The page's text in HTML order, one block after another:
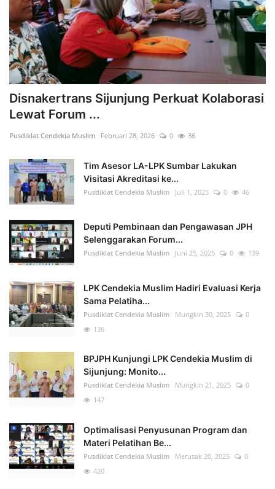
Disnakertrans Sijunjung Perkuat Kolaborasi
Lewat Forum ...
Pusdiklat Cendekia Muslim Februari 28, 2026 0 36
Tim Asesor LA-LPK Sumbar Lakukan
Visitasi Akreditasi ke...
Pusdiklat Cendekia Muslim Juli 1, 2025 0 46
Deputi Pembinaan dan Pengawasan JPH
Selenggarakan Forum...
Pusdiklat Cendekia Muslim Juni 25, 2025 0 139
LPK Cendekia Muslim Hadiri Evaluasi Kerja
Sama Pelatiha...
Pusdiklat Cendekia Muslim Mungkin 30, 2025
0
136
BPJPH Kunjungi LPK Cendekia Muslim di
Sijunjung: Monito...
Pusdiklat Cendekia Muslim Mungkin 21, 2025
0
147
Optimalisasi Penyusunan Program dan
Materi Pelatihan Be...
Pusdiklat Cendekia Muslim Merusak 20, 2025
0
420